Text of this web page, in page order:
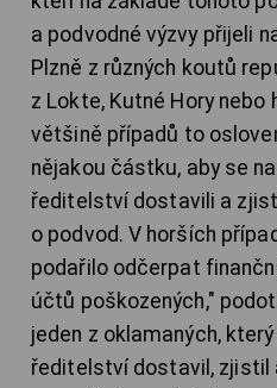
a podvodné výzvy přijeli
Plzně z různých koutů
z Lokte, Kutné Hory nebo
většině případů to
nějakou částku, aby se
ředitelství dostavili a
o podvod. V horších
podařilo odčerpat
účtů poškozených,"
jeden z oklamaných,
ředitelství dostavil, zjistil